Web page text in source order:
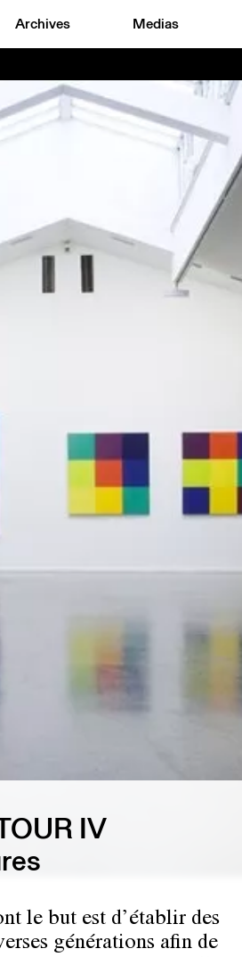
Archives Medias
IV
le but est d’établir des
générations afin de